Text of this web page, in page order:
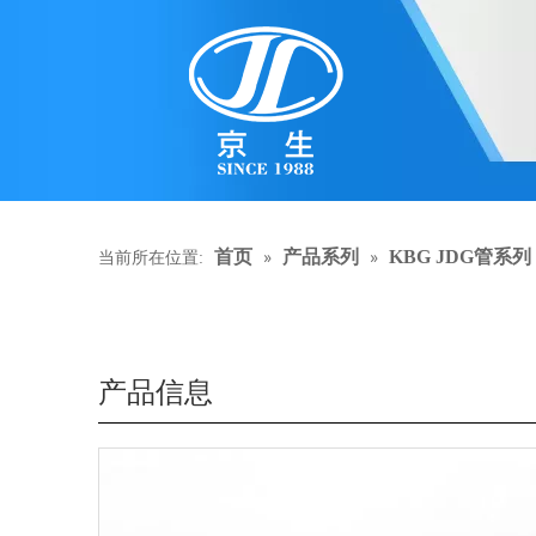
当前所在位置: 首页 » 产品系列 » KBG JDG管系列
产品信息